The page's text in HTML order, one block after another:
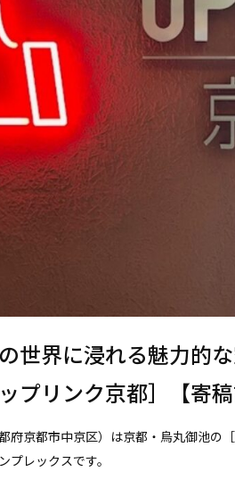
世界に浸れる魅力的
プリンク京都］【寄稿
府京都市中京区）は京都・烏丸御池の
プレックスです。